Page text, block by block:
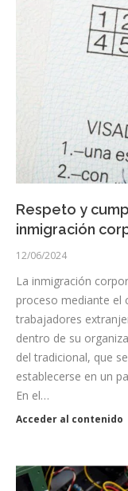
Respeto y
inmigración
12/06/2024
La inmigración
proceso mediante el
trabajadores
dentro de su
del tradicional, que
establecerse en un
En el…
Acceder al contenido